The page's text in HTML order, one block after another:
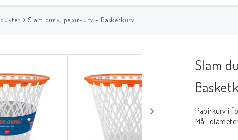
Slam dunk, papirkurv - Basketkurv
Slam
Papirkurv i
Mål: